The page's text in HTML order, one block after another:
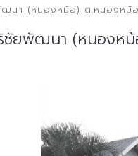
นา (หนองหม้อ) ต.หนองหม้
ยพัฒนา (หนองห